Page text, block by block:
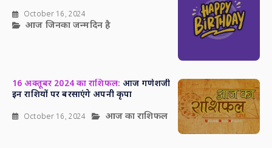
October 16, 2024
आज जिनका जन्मदिन है
16 अक्तूबर 2024 का राशिफल: आज गणेशजी
इन राशियों पर बरसाएंगे अपनी कृपा
October 16, 2024 आज का राशिफल